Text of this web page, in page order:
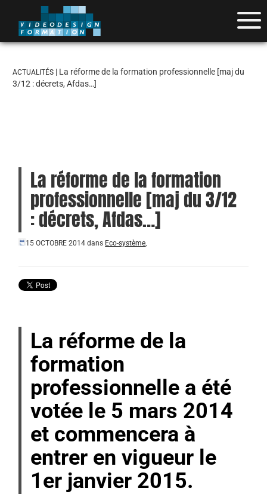
ACTUALITÉS | La réforme de la formation professionnelle [maj du
3/12 : décrets, Afdas…]
La réforme de la formation
professionnelle [maj du 3/12
: décrets, Afdas…]
15 OCTOBRE 2014 dans Eco-système,
La réforme de la
formation
professionnelle a été
votée le 5 mars 2014
et commencera à
entrer en vigueur le
1er janvier 2015.